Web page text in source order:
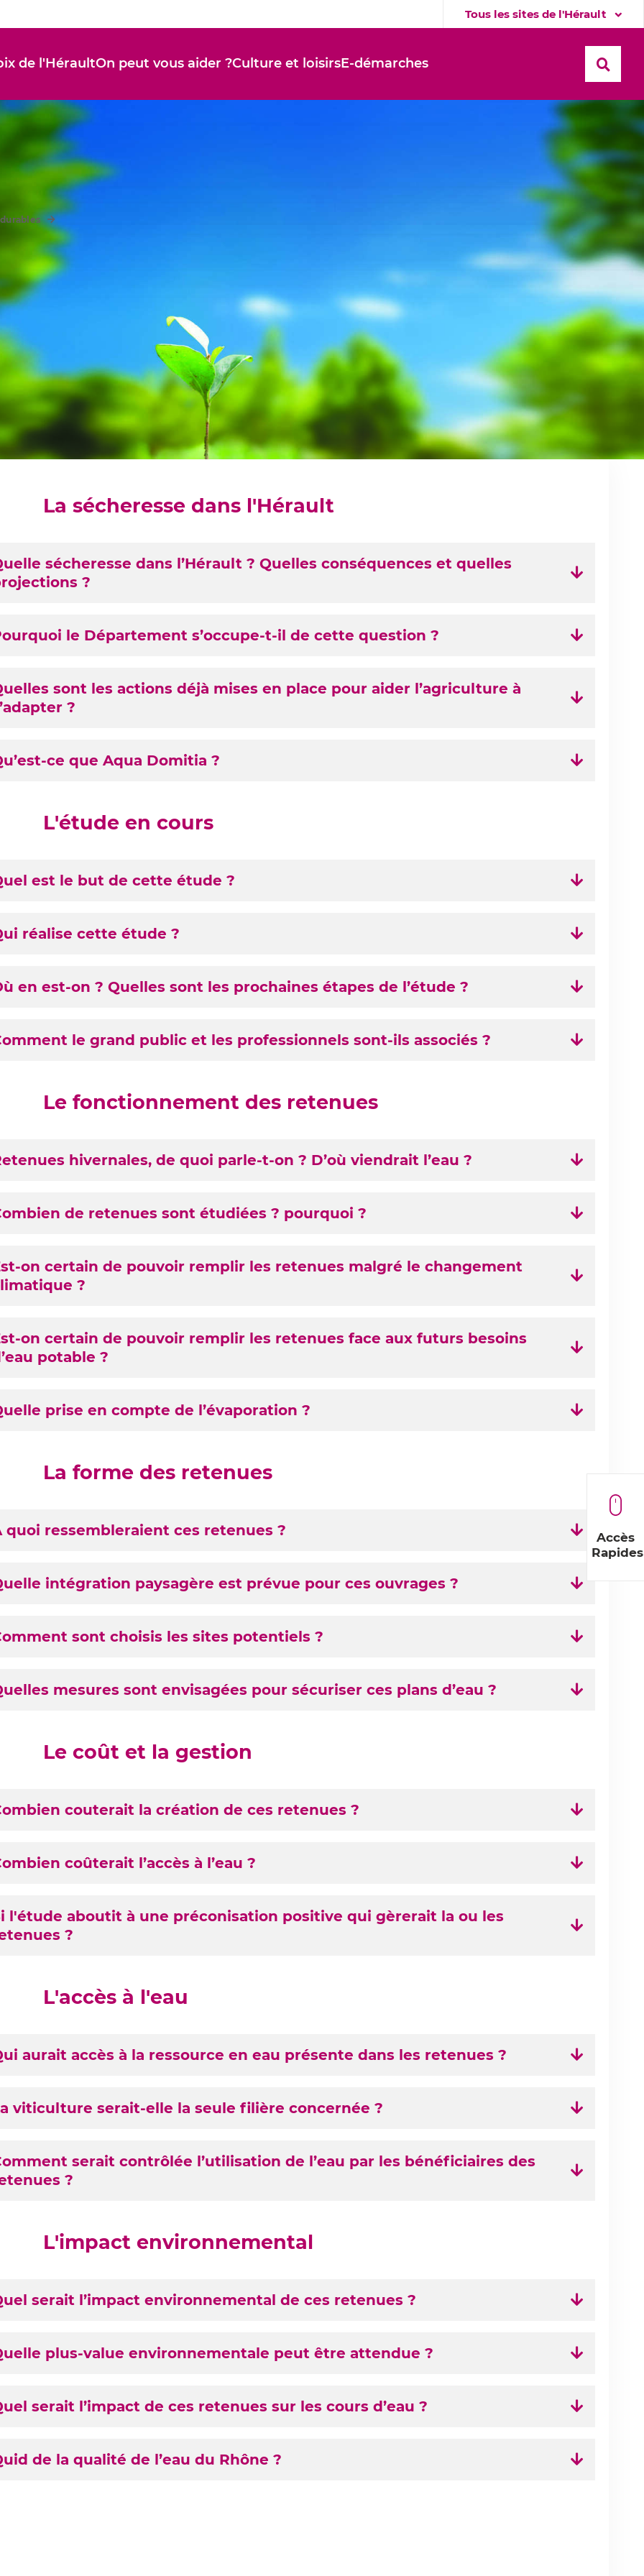
Tous les sites de l'Hérault
de l'HéraultOn peut vous aider ?Culture et loisirsE-démarches
Accès
Rapides
La sécheresse dans l'Hérault
sécheresse dans l’Hérault ? Quelles conséquences et quelles
?
le Département s’occupe-t-il de cette question ?
sont les actions déjà mises en place pour aider l’agriculture à
?
ce que Aqua Domitia ?
L'étude en cours
est le but de cette étude ?
réalise cette étude ?
en est-on ? Quelles sont les prochaines étapes de l’étude ?
le grand public et les professionnels sont-ils associés ?
Le fonctionnement des retenues
hivernales, de quoi parle-t-on ? D’où viendrait l’eau ?
de retenues sont étudiées ? pourquoi ?
on certain de pouvoir remplir les retenues malgré le changement
?
on certain de pouvoir remplir les retenues face aux futurs besoins
potable ?
prise en compte de l’évaporation ?
La forme des retenues
quoi ressembleraient ces retenues ?
intégration paysagère est prévue pour ces ouvrages ?
sont choisis les sites potentiels ?
mesures sont envisagées pour sécuriser ces plans d’eau ?
Le coût et la gestion
couterait la création de ces retenues ?
coûterait l’accès à l’eau ?
l'étude aboutit à une préconisation positive qui gèrerait la ou les
?
L'accès à l'eau
aurait accès à la ressource en eau présente dans les retenues ?
viticulture serait-elle la seule filière concernée ?
serait contrôlée l’utilisation de l’eau par les bénéficiaires des
?
L'impact environnemental
serait l’impact environnemental de ces retenues ?
plus-value environnementale peut être attendue ?
serait l’impact de ces retenues sur les cours d’eau ?
de la qualité de l’eau du Rhône ?